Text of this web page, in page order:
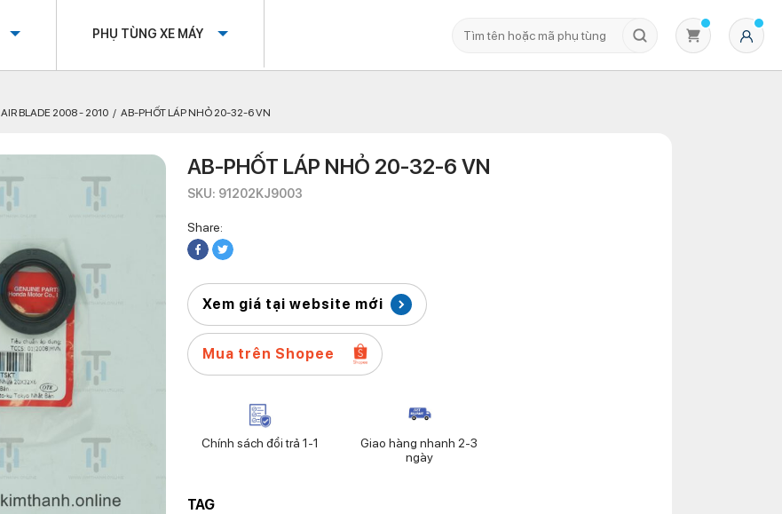
PHỤ TÙNG XE MÁY
AIR BLADE 2008 - 2010 AB-PHỐT LÁP NHỎ 20-32-6 VN
AB-PHỐT LÁP NHỎ 20-32-6 VN
SKU: 91202KJ9003
Share:
Xem giá tại website mới
Mua trên Shopee
Chính sách đổi trả 1-1
Giao hàng nhanh 2-3
ngày
TAG